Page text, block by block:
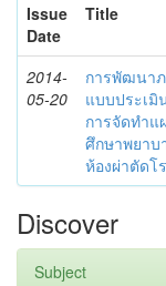
Issue
Date
Title
2014-
05-20
การพัฒนา
แบบประเมิ
การจัดทำ
ศึกษาพยาบ
ห้องผ่าตัดโ
Discover
Subject